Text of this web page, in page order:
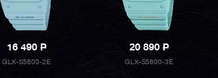
16 490 P
GLX-S5600-2E
20 890P
GLX-S5600-3E